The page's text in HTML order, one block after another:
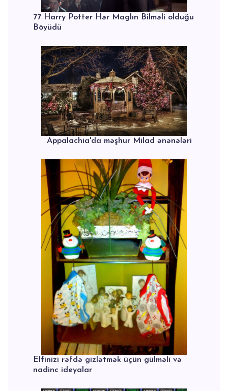
77 Harry Potter Hər Maglın Bilməli olduğu
Böyüdü
Appalachia'da məşhur Milad ənənələri
Elfinizi rəfdə gizlətmək üçün gülməli və
nadinc ideyalar